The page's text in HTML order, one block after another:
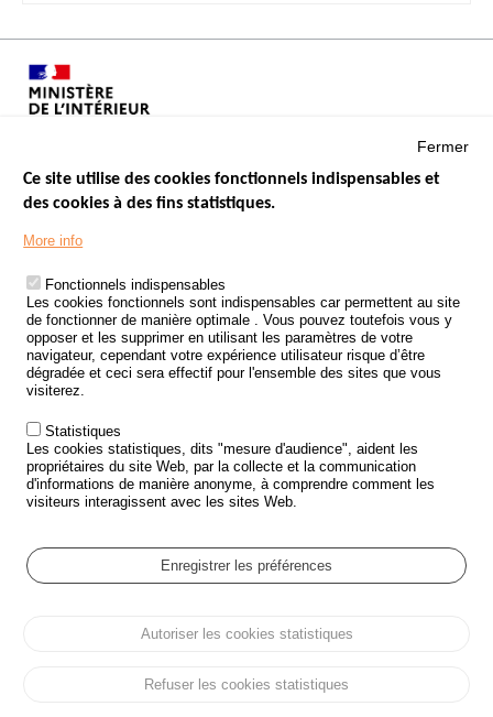
Menu
Footer
LES SITES PUBLICS
ÉTAT DE L’INSÉCURITÉ ROUTIÈRE
TRAITEMENT DES DONNÉES PERSONNELLES DES ACCIDENTS DE
LA ROUTE
ETUDES ET RECHERCHES
APPEL À PROJETS
POLITIQUE DE SÉCURITÉ ROUTIÈRE
Outils
AGENDA
GLOSSAIRE
Cookie settings
Protection des données personnelles et Cookies
Fermer
Ce site utilise des cookies fonctionnels indispensables et
des cookies à des fins statistiques.
More info
Fonctionnels indispensables
Les cookies fonctionnels sont indispensables car permettent au site
de fonctionner de manière optimale . Vous pouvez toutefois vous y
opposer et les supprimer en utilisant les paramètres de votre
navigateur, cependant votre expérience utilisateur risque d’être
dégradée et ceci sera effectif pour l'ensemble des sites que vous
visiterez.
Statistiques
Les cookies statistiques, dits "mesure d'audience", aident les
propriétaires du site Web, par la collecte et la communication
d'informations de manière anonyme, à comprendre comment les
visiteurs interagissent avec les sites Web.
Enregistrer les préférences
Autoriser les cookies statistiques
Refuser les cookies statistiques